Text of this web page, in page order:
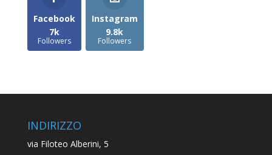
Facebook
7k
Followers
Instagram
9.8k
Followers
INDIRIZZO
via Filoteo Alberini, 5